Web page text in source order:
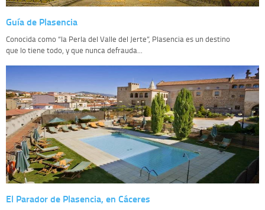
Guía de Plasencia
Conocida como “la Perla del Valle del Jerte”, Plasencia es un destino
que lo tiene todo, y que nunca defrauda...
El Parador de Plasencia, en Cáceres